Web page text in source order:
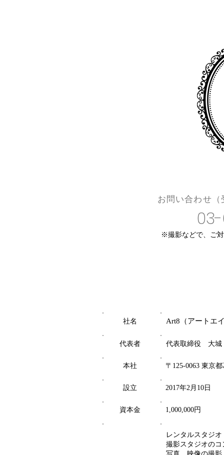
お問い合わせ
※撮影などで、ご
社名 Art8（アートエ
​代表者 代表取締役 大城
本社 〒125-0063 東京
設立 2017年2月10日
資本金 1,000,000円
レンタルスタジ
撮影スタジオの